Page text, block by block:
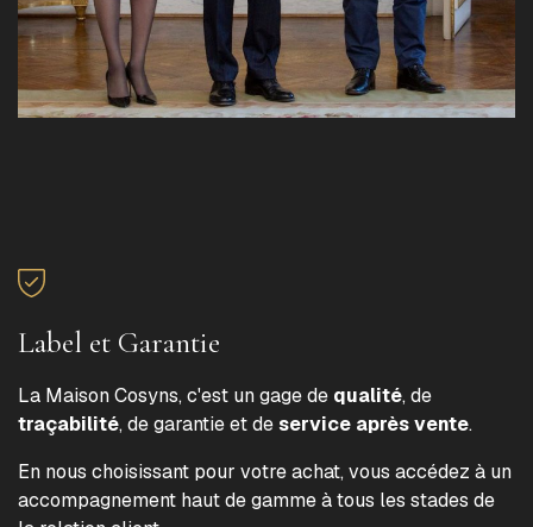
Label et Garantie
La Maison Cosyns, c'est un gage de qualité, de
traçabilité, de garantie et deservice après vente.
En nous choisissant pour votre achat, vous accédez à un
accompagnement haut de gamme à tous les stades de